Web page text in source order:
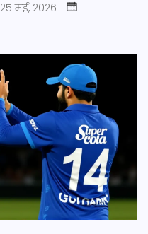
25 मई, 2026